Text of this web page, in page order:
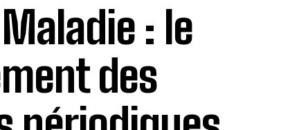
: le
des